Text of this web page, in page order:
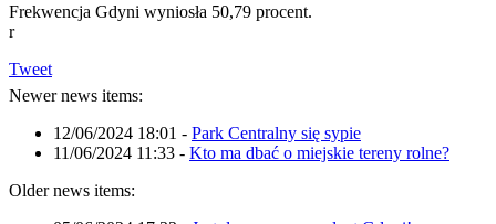
Frekwencja Gdyni wyniosła 50,79 procent.
r
Tweet
Newer news items:
12/06/2024 18:01 - Park Centralny się sypie
11/06/2024 11:33 - Kto ma dbać o miejskie tereny rolne?
Older news items: